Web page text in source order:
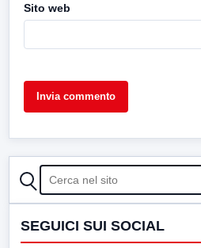
Sito web
CERCA
SEGUICI SUI SOCIAL